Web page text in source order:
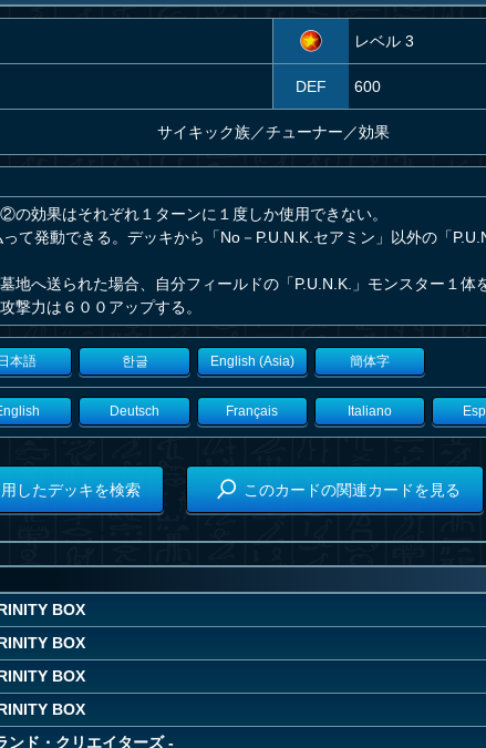
レベル 3
DEF 600
サイキック族／チューナー／効果
効果はそれぞれ１ターンに１度しか使用できない。
て発動できる。デッキから「No－P.U.N.K.セアミン」以外の「
地へ送られた場合、自分フィールドの「P.U.N.K.」モンスター１体
撃力は６００アップする。
本語 한글 English (Asia) 簡体字
Deutsch Français Italiano
したデッキを検索 このカードの関連カードを見る
BOX
BOX
BOX
BOX
ンド・クリエイターズ -